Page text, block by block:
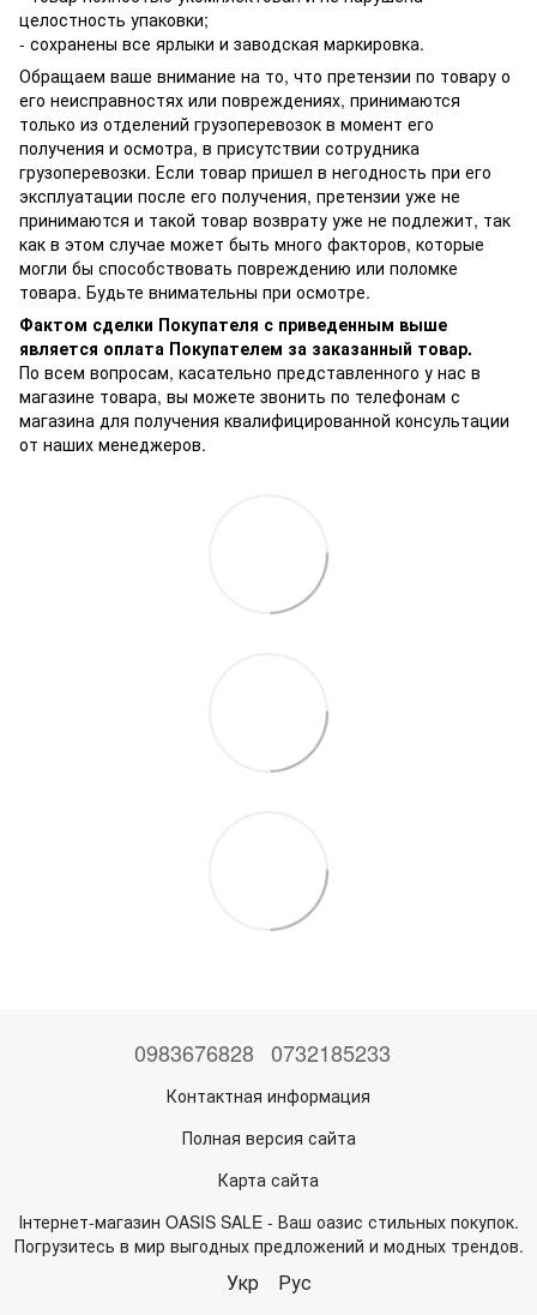
целостность упаковки;
- сохранены все ярлыки и заводская маркировка.
Обращаем ваше внимание на то, что претензии по товару о
его неисправностях или повреждениях, принимаются
только из отделений грузоперевозок в момент его
получения и осмотра, в присутствии сотрудника
грузоперевозки. Если товар пришел в негодность при его
эксплуатации после его получения, претензии уже не
принимаются и такой товар возврату уже не подлежит, так
как в этом случае может быть много факторов, которые
могли бы способствовать повреждению или поломке
товара. Будьте внимательны при осмотре.
Фактом сделки Покупателя с приведенным выше
является оплата Покупателем за заказанный товар.
По всем вопросам, касательно представленного у нас в
магазине товара, вы можете звонить по телефонам с
магазина для получения квалифицированной консультации
от наших менеджеров.
0983676828 0732185233
Контактная информация
Полная версия сайта
Карта сайта
Інтернет-магазин OASIS SALE - Ваш оазис стильных покупок.
Погрузитесь в мир выгодных предложений и модных трендов.
Укр Рус